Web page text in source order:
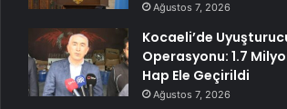
Ağustos 7, 2026
Kocaeli’de
Operasyonu: 1.7
Hap Ele Geçirildi
Ağustos 7, 2026